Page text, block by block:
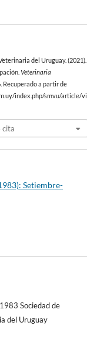
del Uruguay. (2021).
Veterinaria
Recuperado a partir de
index.php/smvu/article/vi
cita
Setiembre-
Sociedad de
del Uruguay